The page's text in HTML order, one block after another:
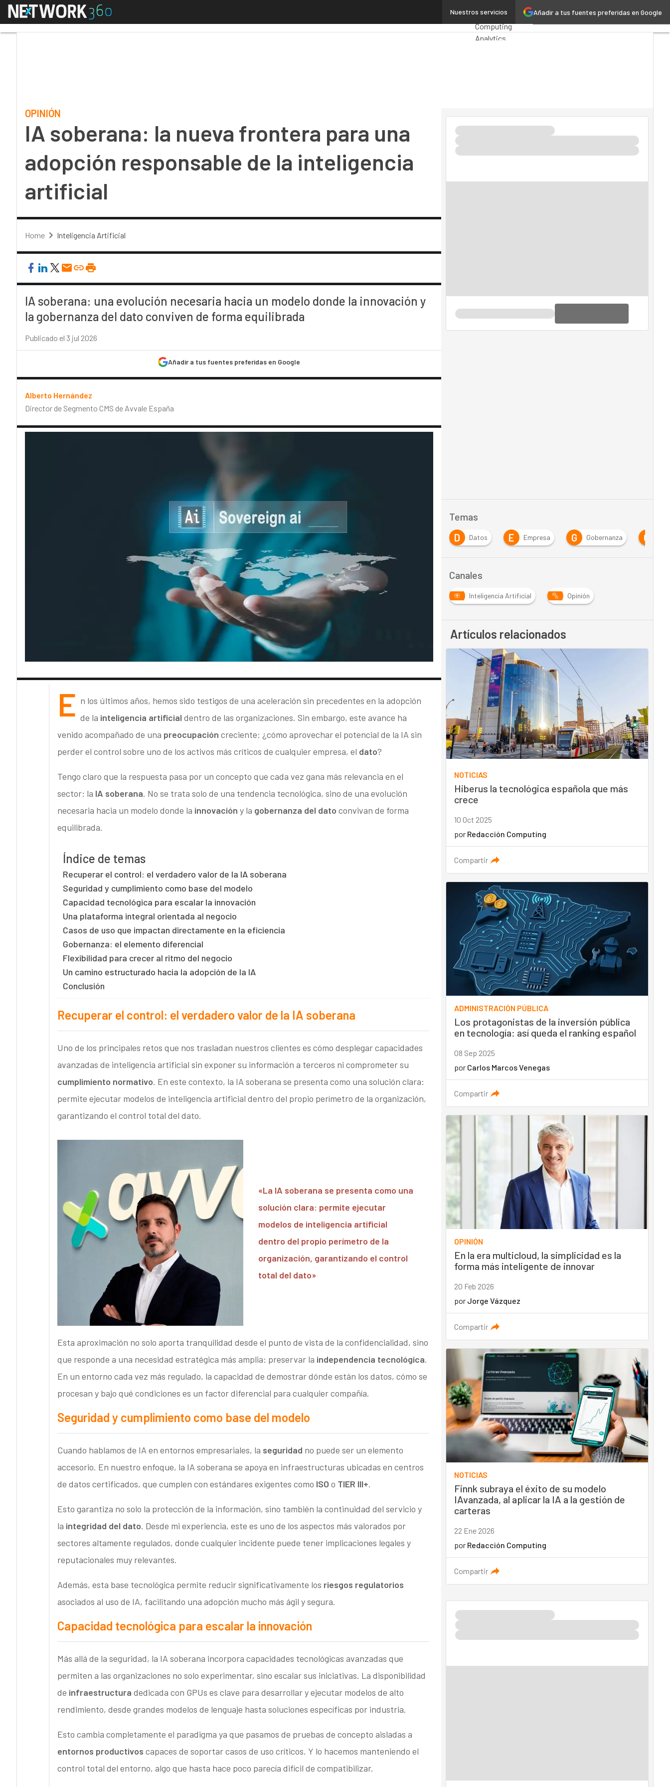
Añadir a tus fuentes preferidas en Google
Nuestros servicios
Menú IA soberana: la nueva frontera para una adopción responsable de la inteligencia artificialPremios
Computing
Analytics
OPINIÓN
IA soberana: la nueva frontera para una
adopción responsable de la inteligencia
artificial
Home Inteligencia Artificial
IA soberana: una evolución necesaria hacia un modelo donde la innovación y
la gobernanza del dato conviven de forma equilibrada
Publicado el 3 jul 2026
Añadir a tus fuentes preferidas en Google
Alberto Hernández
Director de Segmento CMS de Avvale España
E n los últimos años, hemos sido testigos de una aceleración sin precedentes en la adopción
de la inteligencia artificial dentro de las organizaciones. Sin embargo, este avance ha
venido acompañado de una preocupación creciente: ¿cómo aprovechar el potencial de la IA sin
perder el control sobre uno de los activos más críticos de cualquier empresa, el dato?
Tengo claro que la respuesta pasa por un concepto que cada vez gana más relevancia en el
sector: la IA soberana. No se trata solo de una tendencia tecnológica, sino de una evolución
necesaria hacia un modelo donde la innovación y la gobernanza del dato convivan de forma
equilibrada.
Índice de temas
Recuperar el control: el verdadero valor de la IA soberana
Seguridad y cumplimiento como base del modelo
Capacidad tecnológica para escalar la innovación
Una plataforma integral orientada al negocio
Casos de uso que impactan directamente en la eficiencia
Gobernanza: el elemento diferencial
Flexibilidad para crecer al ritmo del negocio
Un camino estructurado hacia la adopción de la IA
Conclusión
Recuperar el control: el verdadero valor de la IA soberana
Uno de los principales retos que nos trasladan nuestros clientes es cómo desplegar capacidades
avanzadas de inteligencia artificial sin exponer su información a terceros ni comprometer su
cumplimiento normativo. En este contexto, la IA soberana se presenta como una solución clara:
permite ejecutar modelos de inteligencia artificial dentro del propio perímetro de la organización,
garantizando el control total del dato.
«La IA soberana se presenta como una
solución clara: permite ejecutar
modelos de inteligencia artificial
dentro del propio perímetro de la
organización, garantizando el control
total del dato»
Esta aproximación no solo aporta tranquilidad desde el punto de vista de la confidencialidad, sino
que responde a una necesidad estratégica más amplia: preservar la independencia tecnológica.
En un entorno cada vez más regulado, la capacidad de demostrar dónde están los datos, cómo se
procesan y bajo qué condiciones es un factor diferencial para cualquier compañía.
Seguridad y cumplimiento como base del modelo
Cuando hablamos de IA en entornos empresariales, la seguridad no puede ser un elemento
accesorio. En nuestro enfoque, la IA soberana se apoya en infraestructuras ubicadas en centros
de datos certificados, que cumplen con estándares exigentes como ISO o TIER III+.
Esto garantiza no solo la protección de la información, sino también la continuidad del servicio y
la integridad del dato. Desde mi experiencia, este es uno de los aspectos más valorados por
sectores altamente regulados, donde cualquier incidente puede tener implicaciones legales y
reputacionales muy relevantes.
Además, esta base tecnológica permite reducir significativamente los riesgos regulatorios
asociados al uso de IA, facilitando una adopción mucho más ágil y segura.
Capacidad tecnológica para escalar la innovación
Más allá de la seguridad, la IA soberana incorpora capacidades tecnológicas avanzadas que
permiten a las organizaciones no solo experimentar, sino escalar sus iniciativas. La disponibilidad
de infraestructura dedicada con GPUs es clave para desarrollar y ejecutar modelos de alto
rendimiento, desde grandes modelos de lenguaje hasta soluciones específicas por industria.
Esto cambia completamente el paradigma ya que pasamos de pruebas de concepto aisladas a
entornos productivos capaces de soportar casos de uso críticos. Y lo hacemos manteniendo el
control total del entorno, algo que hasta hace poco parecía difícil de compatibilizar.
Temas
D Datos E Empresa G Gobernanza G
Canales
Inteligencia Artificial Opinión
Artículos relacionados
NOTICIAS
Hiberus la tecnológica española que más
crece
10 Oct 2025
por Redacción Computing
Compartir
ADMINISTRACIÓN PÚBLICA
Los protagonistas de la inversión pública
en tecnología: así queda el ranking español
08 Sep 2025
por Carlos Marcos Venegas
Compartir
OPINIÓN
En la era multicloud, la simplicidad es la
forma más inteligente de innovar
20 Feb 2026
por Jorge Vázquez
Compartir
NOTICIAS
Finnk subraya el éxito de su modelo
IAvanzada, al aplicar la IA a la gestión de
carteras
22 Ene 2026
por Redacción Computing
Compartir